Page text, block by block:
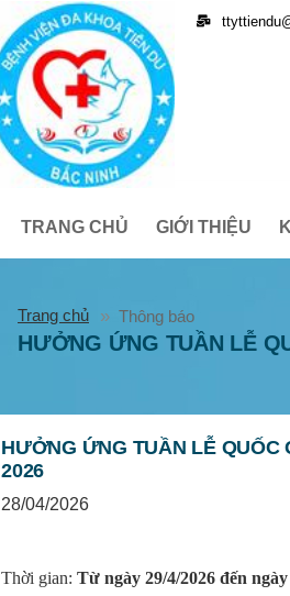
TRANG CHỦ GIỚI THIỆU
Trang chủ Thông báo
HƯỞNG ỨNG TUẦN LỄ
HƯỞNG ỨNG TUẦN LỄ QUỐC
2026
28/04/2026
Thời gian: Từ ngày 29/4/2026 đến ngày